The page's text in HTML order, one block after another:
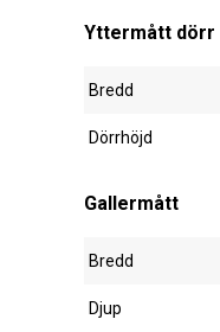
Yttermått dörr
Bredd
Dörrhöjd
Gallermått
Bredd
Djup